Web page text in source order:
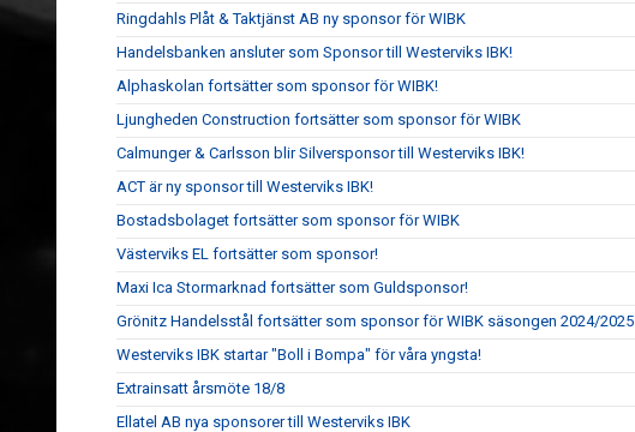
Ringdahls Plåt & Taktjänst AB ny sponsor för WIBK
Handelsbanken ansluter som Sponsor till Westerviks IBK!
Alphaskolan fortsätter som sponsor för WIBK!
Ljungheden Construction fortsätter som sponsor för WIBK
Calmunger & Carlsson blir Silversponsor till Westerviks IBK!
ACT är ny sponsor till Westerviks IBK!
Bostadsbolaget fortsätter som sponsor för WIBK
Västerviks EL fortsätter som sponsor!
Maxi Ica Stormarknad fortsätter som Guldsponsor!
Grönitz Handelsstål fortsätter som sponsor för WIBK säsongen 2024/2025
Westerviks IBK startar "Boll i Bompa" för våra yngsta!
Extrainsatt årsmöte 18/8
Ellatel AB nya sponsorer till Westerviks IBK